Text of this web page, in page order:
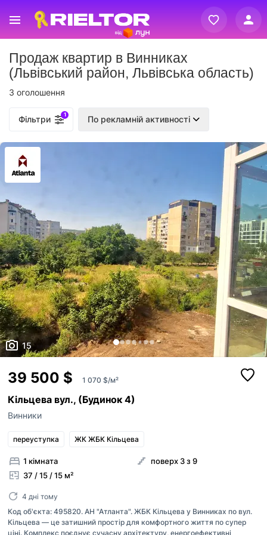
Вхід
Продаж квартир в Винниках
(Львівський район, Львівська область)
3 оголошення
Фільтри 1 По рекламній активності
15
39 500 $ 1 070 $/м²
Кільцева вул., (Будинок 4)
Винники
переуступка ЖК ЖБК Кільцева
1 кімната
37 / 15 / 15 м²
поверх 3 з 9
4 дні тому
Код об'єкта: 495820. АН "Атланта". ЖБК Кільцева у Винниках по вул.
Кільцева — це затишний простір для комфортного життя по супер
ціні. Комплекс поєднує сучасну архітектуру, енергоефективні